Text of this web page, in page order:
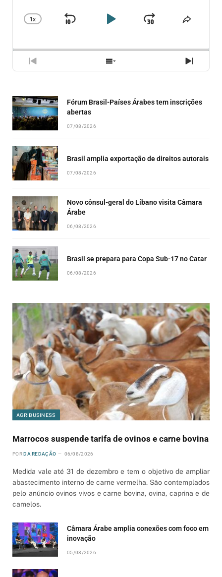
CHANGE
1X
SKIP
PLAYJUMP
PREVIOUS
EPISODE
SHOW
EPISODES
NEXT
Fórum Brasil-Países Árabes tem inscrições
abertas
07/08/2026
Brasil amplia exportação de direitos autorais
07/08/2026
Novo cônsul-geral do Líbano visita Câmara
Árabe
06/08/2026
Brasil se prepara para Copa Sub-17 no Catar
06/08/2026
AGRIBUSINESS
Marrocos suspende tarifa de ovinos e carne bovina
POR DA REDAÇÃO 06/08/2026
Medida vale até 31 de dezembro e tem o objetivo de ampliar
abastecimento interno de carne vermelha. São contemplados
pelo anúncio ovinos vivos e carne bovina, ovina, caprina e de
camelos.
Câmara Árabe amplia conexões com foco em
inovação
05/08/2026